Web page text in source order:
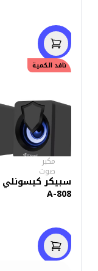
نافد الكمية
مكبر
صوت
A-808